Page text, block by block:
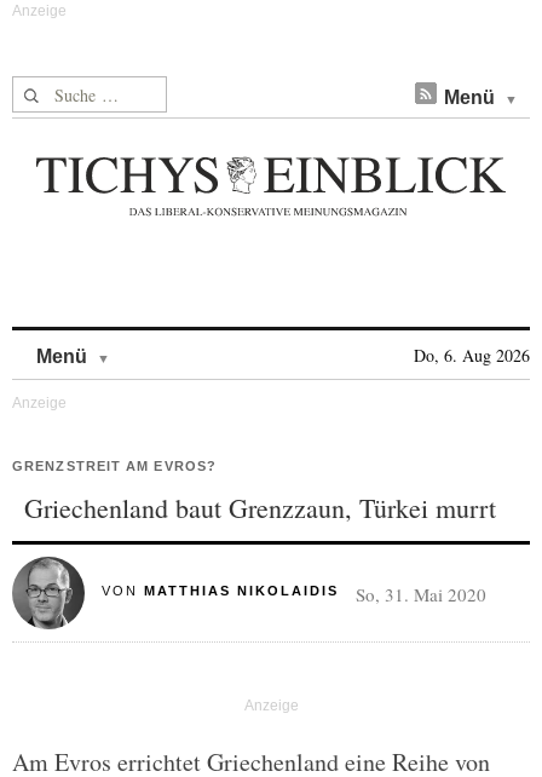
Suche nach: Menü
Menü Do, 6. Aug 2026
GRENZSTREIT AM EVROS?
Griechenland baut Grenzzaun, Türkei murrt
VON MATTHIAS NIKOLAIDIS So, 31. Mai 2020
Am Evros errichtet Griechenland eine Reihe von